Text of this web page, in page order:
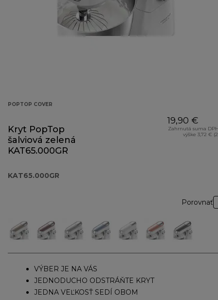
POPTOP COVER
Kryt PopTop
šalviová zelená
KAT65.000GR
KAT65.000GR
19,90 €
Zahrnutá suma
výške 3,72 €
Porovnať
VÝBER JE NA VÁS
JEDNODUCHO ODSTRÁŇTE KRYT
JEDNA VEĽKOSŤ SEDÍ OBOM